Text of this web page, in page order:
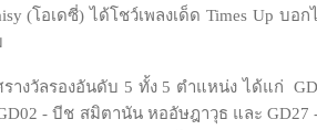
(โอเดซี่) ได้โชว์เพลงเด็ด Times Up บ
างวัลรองอันดับ 5 ทั้ง 5 ตำแหน่ง ได้แก่
- บีช สมิตานัน หออัษฎาวุธ และ